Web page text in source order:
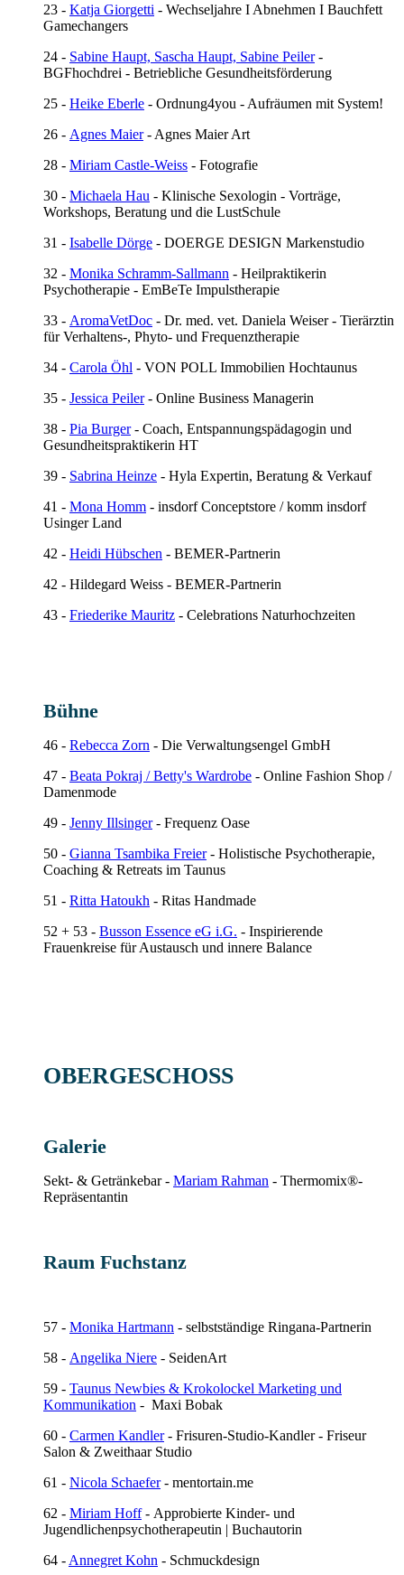
23 - Katja Giorgetti - Wechseljahre I Abnehmen I Bauchfett
Gamechangers
24 - Sabine Haupt, Sascha Haupt, Sabine Peiler-
BGFhochdrei - Betriebliche Gesundheitsförderung
25 - Heike Eberle - Ordnung4you - Aufräumen mit System!
26 - Agnes Maier- Agnes Maier Art
28 - Miriam Castle-Weiss - Fotografie
30 - Michaela Hau - Klinische Sexologin - Vorträge,
Workshops, Beratung und die LustSchule
31 - Isabelle Dörge - DOERGE DESIGN Markenstudio
32 - Monika Schramm-Sallmann - Heilpraktikerin
Psychotherapie - EmBeTe Impulstherapie
33 - AromaVetDoc - Dr. med. vet. Daniela Weiser - Tierärztin
für Verhaltens-, Phyto- und Frequenztherapie
34 - Carola Öhl - VON POLL Immobilien Hochtaunus
35 - Jessica Peiler- Online Business Managerin
38 - Pia Burger- Coach, Entspannungspädagogin und
Gesundheitspraktikerin HT
39 - Sabrina Heinze - Hyla Expertin, Beratung & Verkauf
41 - Mona Homm - insdorf Conceptstore / komm insdorf
Usinger Land
42 - Heidi Hübschen - BEMER-Partnerin
42 - Hildegard Weiss - BEMER-Partnerin
43 - Friederike Mauritz - Celebrations Naturhochzeiten
Bühne
46 - Rebecca Zorn - Die Verwaltungsengel GmbH
47 - Beata Pokraj / Betty's Wardrobe - Online Fashion Shop /
Damenmode
49 - Jenny Illsinger- Frequenz Oase
50 - Gianna Tsambika Freier- Holistische Psychotherapie,
Coaching & Retreats im Taunus
51 - Ritta Hatoukh - Ritas Handmade
52 + 53 - Busson Essence eG i.G. - Inspirierende
Frauenkreise für Austausch und innere Balance
OBERGESCHOSS
Galerie
Sekt- & Getränkebar - Mariam Rahman - Thermomix®-
Repräsentantin
Raum Fuchstanz
57 - Monika Hartmann - selbstständige Ringana-Partnerin
58 - Angelika Niere - SeidenArt
59 - Taunus Newbies & Krokolockel Marketing und
Kommunikation - Maxi Bobak
60 - Carmen Kandler- Frisuren-Studio-Kandler - Friseur
Salon & Zweithaar Studio
61 - Nicola Schaefer- mentortain.me
62 - Miriam Hoff- Approbierte Kinder- und
Jugendlichenpsychotherapeutin | Buchautorin
64 - Annegret Kohn - Schmuckdesign